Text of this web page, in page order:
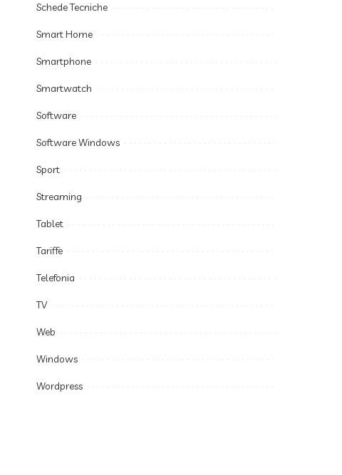
Schede Tecniche
Smart Home
Smartphone
Smartwatch
Software
Software Windows
Sport
Streaming
Tablet
Tariffe
Telefonia
TV
Web
Windows
Wordpress